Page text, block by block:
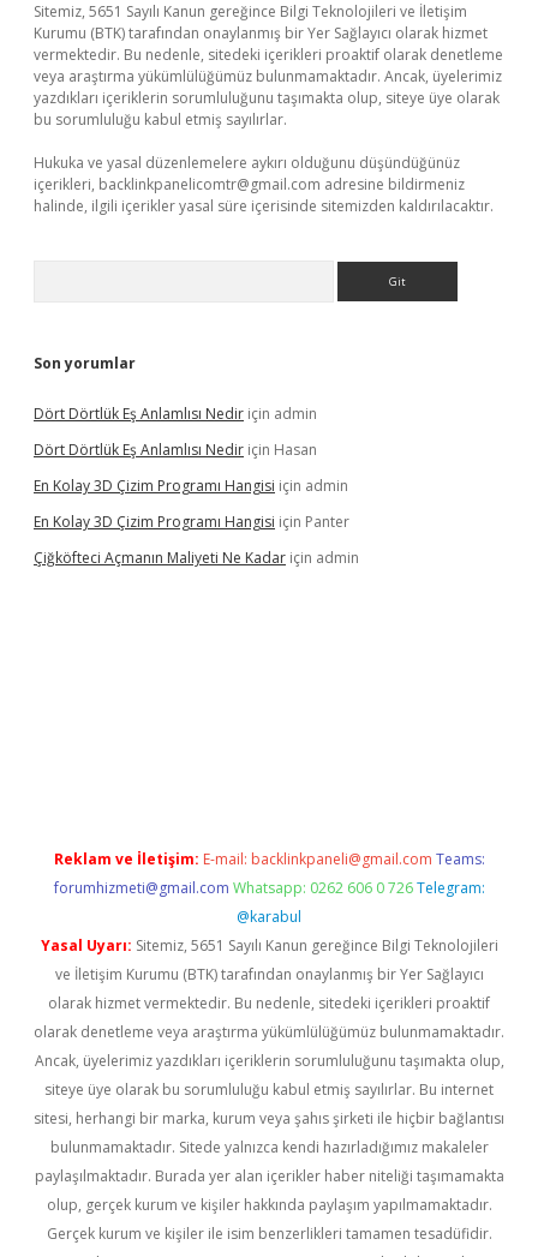
Sitemiz, 5651 Sayılı Kanun gereğince Bilgi Teknolojileri ve İletişim
Kurumu (BTK) tarafından onaylanmış bir Yer Sağlayıcı olarak hizmet
vermektedir. Bu nedenle, sitedeki içerikleri proaktif olarak denetleme
veya araştırma yükümlülüğümüz bulunmamaktadır. Ancak, üyelerimiz
yazdıkları içeriklerin sorumluluğunu taşımakta olup, siteye üye olarak
bu sorumluluğu kabul etmiş sayılırlar.
Hukuka ve yasal düzenlemelere aykırı olduğunu düşündüğünüz
içerikleri, backlinkpanelicomtr@gmail.com adresine bildirmeniz
halinde, ilgili içerikler yasal süre içerisinde sitemizden kaldırılacaktır.
Son yorumlar
Dört Dörtlük Eş Anlamlısı Nedir için admin
Dört Dörtlük Eş Anlamlısı Nedir için Hasan
En Kolay 3D Çizim Programı Hangisi için admin
En Kolay 3D Çizim Programı Hangisi için Panter
Çiğköfteci Açmanın Maliyeti Ne Kadar için admin
Reklam ve İletişim: E-mail: backlinkpaneli@gmail.com Teams:
forumhizmeti@gmail.com Whatsapp: 0262 606 0 726 Telegram:
@karabul
Yasal Uyarı: Sitemiz, 5651 Sayılı Kanun gereğince Bilgi Teknolojileri
ve İletişim Kurumu (BTK) tarafından onaylanmış bir Yer Sağlayıcı
olarak hizmet vermektedir. Bu nedenle, sitedeki içerikleri proaktif
olarak denetleme veya araştırma yükümlülüğümüz bulunmamaktadır.
Ancak, üyelerimiz yazdıkları içeriklerin sorumluluğunu taşımakta olup,
siteye üye olarak bu sorumluluğu kabul etmiş sayılırlar. Bu internet
sitesi, herhangi bir marka, kurum veya şahıs şirketi ile hiçbir bağlantısı
bulunmamaktadır. Sitede yalnızca kendi hazırladığımız makaleler
paylaşılmaktadır. Burada yer alan içerikler haber niteliği taşımamakta
olup, gerçek kurum ve kişiler hakkında paylaşım yapılmamaktadır.
Gerçek kurum ve kişiler ile isim benzerlikleri tamamen tesadüfidir.